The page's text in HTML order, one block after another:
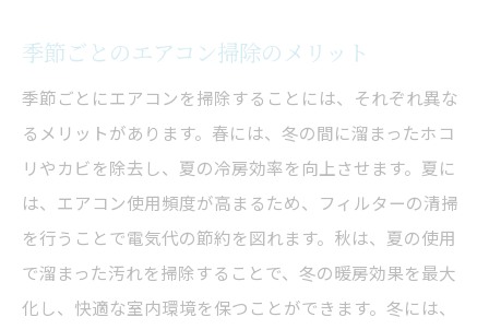
掃除頻度でエアコンの性能維持
エアコン掃除しないとどうなる？
エアコン掃除を怠った結果とは
掃除しないエアコンのリスク
エアコン掃除で予防する故障
室内環境を守るための掃除重要性
季節ごとのエアコン掃除のメリット
季節ごとにエアコンを掃除することには、それぞれ異な
るメリットがあります。春には、冬の間に溜まったホコ
リやカビを除去し、夏の冷房効率を向上させます。夏に
は、エアコン使用頻度が高まるため、フィルターの清掃
を行うことで電気代の節約を図れます。秋は、夏の使用
で溜まった汚れを掃除することで、冬の暖房効果を最大
化し、快適な室内環境を保つことができます。冬には、